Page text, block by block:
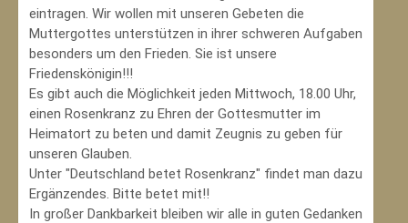
eintragen. Wir wollen mit unseren Gebeten die
Muttergottes unterstützen in ihrer schweren Aufgaben
besonders um den Frieden. Sie ist unsere
Friedenskönigin!!!
Es gibt auch die Möglichkeit jeden Mittwoch, 18.00 Uhr,
einen Rosenkranz zu Ehren der Gottesmutter im
Heimatort zu beten und damit Zeugnis zu geben für
unseren Glauben.
Unter "Deutschland betet Rosenkranz" findet man dazu
Ergänzendes. Bitte betet mit!!
In großer Dankbarkeit bleiben wir alle in guten Gedanken